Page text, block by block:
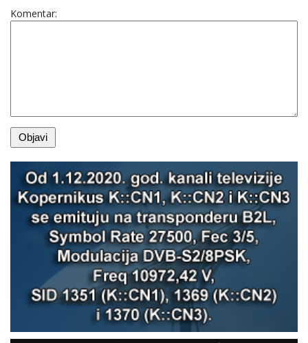
Komentar: